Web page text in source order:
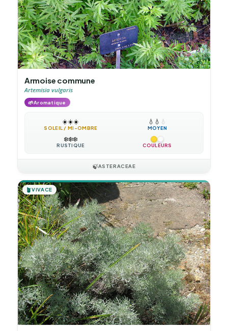
Armoise commune
Artemisia vulgaris
🌱Aromatique
☀️☀️☀️
SOLEIL / MI-OMBRE
💧 💧 💧
MOYEN
❄️❄️❄️
RUSTIQUE COULEURS
🍃ASTERACEAE
🪴VIVACE